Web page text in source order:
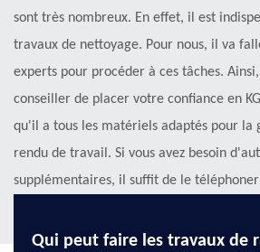
sont très nombreux. En effet, il est
travaux de nettoyage. Pour nous, il va
experts pour procéder à ces tâches.
conseiller de placer votre confiance en
qu'il a tous les matériels adaptés pour
rendu de travail. Si vous avez besoin
supplémentaires, il suffit de le
Qui peut faire les travaux de